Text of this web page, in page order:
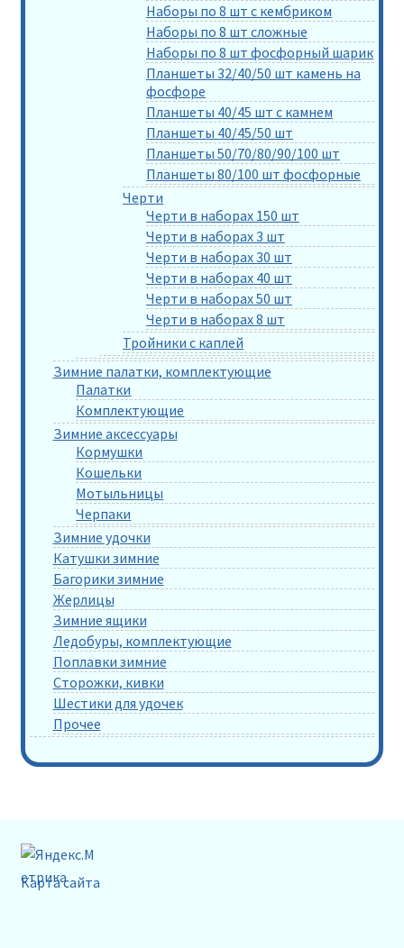
Наборы по 8 шт с кембриком
Наборы по 8 шт сложные
Наборы по 8 шт фосфорный шарик
Планшеты 32/40/50 шт камень на
фосфоре
Планшеты 40/45 шт с камнем
Планшеты 40/45/50 шт
Планшеты 50/70/80/90/100 шт
Планшеты 80/100 шт фосфорные
Черти
Черти в наборах 150 шт
Черти в наборах 3 шт
Черти в наборах 30 шт
Черти в наборах 40 шт
Черти в наборах 50 шт
Черти в наборах 8 шт
Тройники с каплей
Зимние палатки, комплектующие
Палатки
Комплектующие
Зимние аксессуары
Кормушки
Кошельки
Мотыльницы
Черпаки
Зимние удочки
Катушки зимние
Багорики зимние
Жерлицы
Зимние ящики
Ледобуры, комплектующие
Поплавки зимние
Сторожки, кивки
Шестики для удочек
Прочее
Карта сайта